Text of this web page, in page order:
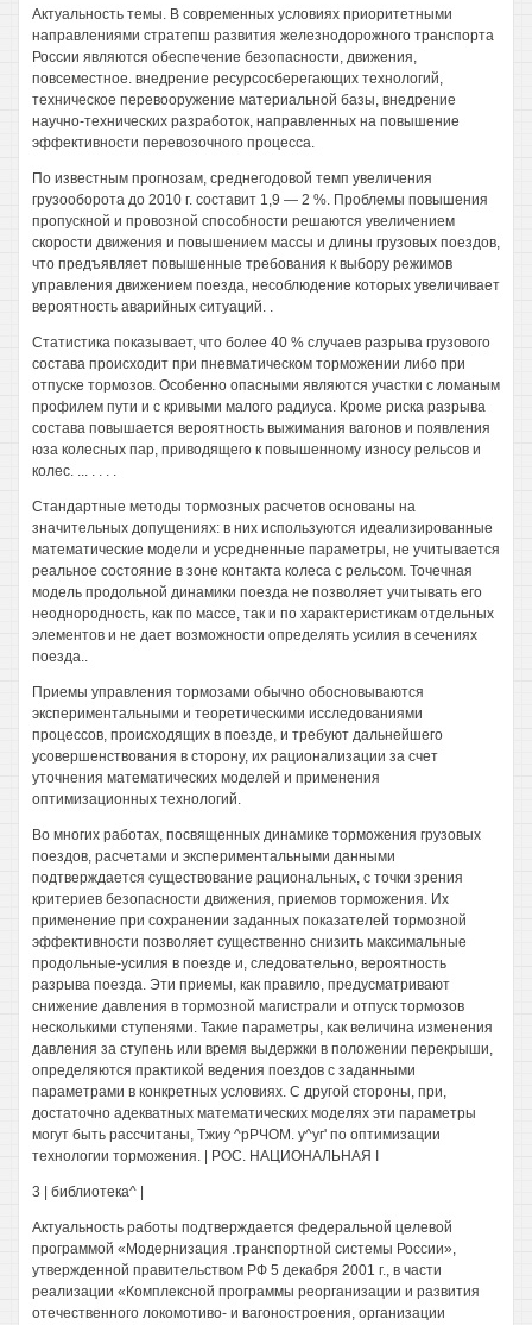
Актуальность темы. В современных условиях приоритетными
направлениями стратепш развития железнодорожного транспорта
России являются обеспечение безопасности, движения,
повсеместное. внедрение ресурсосберегающих технологий,
техническое перевооружение материальной базы, внедрение
научно-технических разработок, направленных на повышение
эффективности перевозочного процесса.
По известным прогнозам, среднегодовой темп увеличения
грузооборота до 2010 г. составит 1,9 — 2 %. Проблемы повышения
пропускной и провозной способности решаются увеличением
скорости движения и повышением массы и длины грузовых поездов,
что предъявляет повышенные требования к выбору режимов
управления движением поезда, несоблюдение которых увеличивает
вероятность аварийных ситуаций. .
Статистика показывает, что более 40 % случаев разрыва грузового
состава происходит при пневматическом торможении либо при
отпуске тормозов. Особенно опасными являются участки с ломаным
профилем пути и с кривыми малого радиуса. Кроме риска разрыва
состава повышается вероятность выжимания вагонов и появления
юза колесных пар, приводящего к повышенному износу рельсов и
колес. ... . . . .
Стандартные методы тормозных расчетов основаны на
значительных допущениях: в них используются идеализированные
математические модели и усредненные параметры, не учитывается
реальное состояние в зоне контакта колеса с рельсом. Точечная
модель продольной динамики поезда не позволяет учитывать его
неоднородность, как по массе, так и по характеристикам отдельных
элементов и не дает возможности определять усилия в сечениях
поезда..
Приемы управления тормозами обычно обосновываются
экспериментальными и теоретическими исследованиями
процессов, происходящих в поезде, и требуют дальнейшего
усовершенствования в сторону, их рационализации за счет
уточнения математических моделей и применения
оптимизационных технологий.
Во многих работах, посвященных динамике торможения грузовых
поездов, расчетами и экспериментальными данными
подтверждается существование рациональных, с точки зрения
критериев безопасности движения, приемов торможения. Их
применение при сохранении заданных показателей тормозной
эффективности позволяет существенно снизить максимальные
продольные-усилия в поезде и, следовательно, вероятность
разрыва поезда. Эти приемы, как правило, предусматривают
снижение давления в тормозной магистрали и отпуск тормозов
несколькими ступенями. Такие параметры, как величина изменения
давления за ступень или время выдержки в положении перекрыши,
определяются практикой ведения поездов с заданными
параметрами в конкретных условиях. С другой стороны, при,
достаточно адекватных математических моделях эти параметры
могут быть рассчитаны, Тжиу ^рРЧОМ. у^уг' по оптимизации
технологии торможения. | РОС. НАЦИОНАЛЬНАЯ I
3 | библиотека^ |
Актуальность работы подтверждается федеральной целевой
программой «Модернизация .транспортной системы России»,
утвержденной правительством РФ 5 декабря 2001 г., в части
реализации «Комплексной программы реорганизации и развития
отечественного локомотиво- и вагоностроения, организации